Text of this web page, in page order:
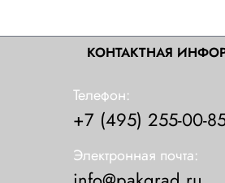
КОНТАКТНАЯ
Телефон:
+7 (495) 255-00-
Электронная почта: